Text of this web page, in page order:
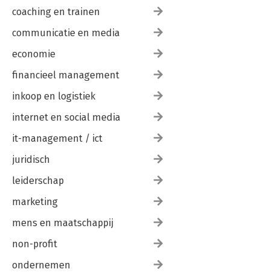
coaching en trainen
communicatie en media
economie
financieel management
inkoop en logistiek
internet en social media
it-management / ict
juridisch
leiderschap
marketing
mens en maatschappij
non-profit
ondernemen